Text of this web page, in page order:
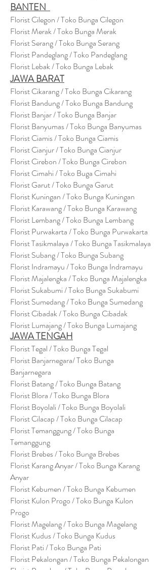
BANTEN
Florist Cilegon / Toko Bunga Cilegon
Florist Merak / Toko Bunga Merak
Florist Serang / Toko Bunga Serang
Florist Pandeglang / Toko Pandeglang
Florist Lebak / Toko Bunga Lebak
JAWA BARAT
Florist Cikarang/ Toko Bunga Cikarang
Florist Bandung / Toko Bunga Bandung
Florist Banjar / Toko Bunga Banjar
Florist Banyumas / Toko Bunga Banyumas
Florist Ciamis / Toko Bunga Ciamis
Florist Cianjur / Toko Bunga Cianjur
Florist Cirebon / Toko Bunga Cirebon
Florist Cimahi / Toko Buga Cimahi
Florist Garut / Toko Bunga Garut
Florist Kuningan / Toko Bunga Kuningan
Florist Karawang / Toko Bunga Karawang
Florist Lembang / Toko Bunga Lembang
Florist Purwakarta / Toko Bunga Purwakarta
Florist Tasikmalaya / Toko Bunga Tasikmalaya
Florist Subang / Toko Bunga Subang
Florist Indramayu / Toko Bunga Indramayu
Florist Majalengka / Toko Bunga Majalengka
Florist Sukabumi / Toko Bunga Sukabumi
Florist Sumedang / Toko Bunga Sumedang
Florist Cibadak / Toko Bunga Cibadak
Florist Lumajang / Toko Bunga Lumajang
JAWA TENGAH
Florist Tegal / Toko Bunga Tegal
Florist Banjarnegara/ Toko Bunga
Banjarnegara
Florist Batang / Toko Bunga Batang
Florist Blora / Toko Bunga Blora
Florist Boyolali / Toko Bunga Boyolali
Florist Cilacap / Toko Bunga Cilacap
Florist Temanggung / Toko Bunga
Temanggung
Florist Brebes / Toko Bunga Brebes
Florist Karang Anyar / Toko Bunga Karang
Anyar
Florist Kebumen / Toko Bunga Kebumen
Florist Kulon Progo / Toko Bunga Kulon
Progo
Florist Magelang / Toko Bunga Magelang
Florist Kudus / Toko Bunga Kudus
Florist Pati / Toko Bunga Pati
Florist Pekalongan / Toko Bunga Pekalongan